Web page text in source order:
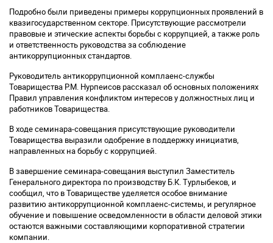
Подробно были приведены примеры коррупционных проявлений в
квазигосударственном секторе. Присутствующие рассмотрели
правовые и этические аспекты борьбы с коррупцией, а также роль
и ответственность руководства за соблюдение
антикоррупционных стандартов.
Руководитель антикоррупционной комплаенс-службы
Товарищества Р.М. Нурпеисов рассказал об основных положениях
Правил управления конфликтом интересов у должностных лиц и
работников Товарищества.
В ходе семинара-совещания присутствующие руководители
Товарищества выразили одобрение в поддержку инициатив,
направленных на борьбу с коррупцией.
В завершение семинара-совещания выступил Заместитель
Генерального директора по производству Б.К. Турлыбеков, и
сообщил, что в Товариществе уделяется особое внимание
развитию антикоррупционной комплаенс-системы, и регулярное
обучение и повышение осведомленности в области деловой этики
остаются важными составляющими корпоративной стратегии
компании.